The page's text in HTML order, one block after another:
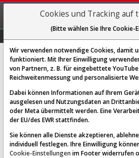
Intra-Cellular
[WKN A1XDTL | ISIN US46116X1019]
Aus 1.000
wurden seit 2018
8.331,35
Ø
letzte 7
Cookies und Tracking auf
(Bitte wählen Sie Ihre Cookie-
Wir verwenden notwendige Cookies, damit
funktioniert. Mit Ihrer Einwilligung
von Partnern, z. B. für eingebettete
Reichweitenmessung und personalisierte
Dabei können Informationen auf Ihrem
ausgelesen und Nutzungsdaten an
oder Meta übermittelt werden. Eine
der EU/des EWR stattfinden.
Sie können alle Dienste akzeptieren,
individuell festlegen. Ihre Einwilligung
Cookie-Einstellungen im Footer widerrufen